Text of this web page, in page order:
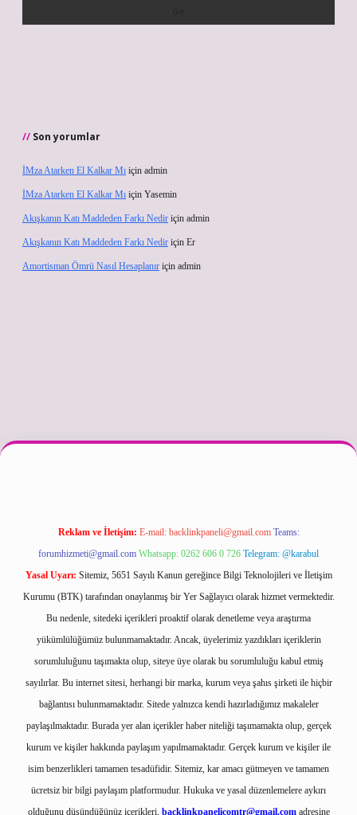
Son yorumlar
İMza Atarken El Kalkar Mı için admin
İMza Atarken El Kalkar Mı için Yasemin
Akışkanın Katı Maddeden Farkı Nedir için admin
Akışkanın Katı Maddeden Farkı Nedir için Er
Amortisman Ömrü Nasıl Hesaplanır için admin
güncel
Reklam ve İletişim: E-mail: backlinkpaneli@gmail.com Teams:
forumhizmeti@gmail.com Whatsapp: 0262 606 0 726 Telegram: @karabul
Yasal Uyarı: Sitemiz, 5651 Sayılı Kanun gereğince Bilgi Teknolojileri ve İletişim
Kurumu (BTK) tarafından onaylanmış bir Yer Sağlayıcı olarak hizmet vermektedir.
Bu nedenle, sitedeki içerikleri proaktif olarak denetleme veya araştırma
yükümlülüğümüz bulunmamaktadır. Ancak, üyelerimiz yazdıkları içeriklerin
sorumluluğunu taşımakta olup, siteye üye olarak bu sorumluluğu kabul etmiş
sayılırlar. Bu internet sitesi, herhangi bir marka, kurum veya şahıs şirketi ile hiçbir
bağlantısı bulunmamaktadır. Sitede yalnızca kendi hazırladığımız makaleler
paylaşılmaktadır. Burada yer alan içerikler haber niteliği taşımamakta olup, gerçek
kurum ve kişiler hakkında paylaşım yapılmamaktadır. Gerçek kurum ve kişiler ile
isim benzerlikleri tamamen tesadüfidir. Sitemiz, kar amacı gütmeyen ve tamamen
ücretsiz bir bilgi paylaşım platformudur. Hukuka ve yasal düzenlemelere aykırı
olduğunu düşündüğünüz içerikleri, backlinkpanelicomtr@gmail.comadresine